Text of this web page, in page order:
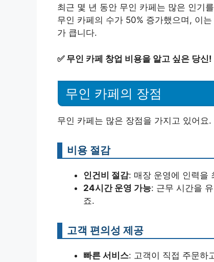
최근 몇 년 동안 무인 카페는 많은 인기
무인 카페의 수가 50% 증가했으며, 이
가 큽니다.
✅ 무인 카페 창업 비용을 알고 싶은 당신
무인 카페의 장점
무인 카페는 많은 장점을 가지고 있어요
비용 절감
인건비 절감: 매장 운영에 인력을
24시간 운영 가능: 근무 시간을
죠.
고객 편의성 제공
빠른 서비스: 고객이 직접 주문하